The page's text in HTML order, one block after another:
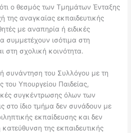
ο θεσμός των Τμημάτων Ένταξης
της αναγκαίας εκπαιδευτικής
με αναπηρία ή ειδικές
συμμετέχουν ισότιμα στη
στη σχολική κοινότητα.
συνάντηση του Συλλόγου με τη
του Υπουργείου Παιδείας,
συγκέντρωσης όλων των
στο ίδιο τμήμα δεν συνάδουν με
εκπαίδευσης και δεν
της εκπαιδευτικής